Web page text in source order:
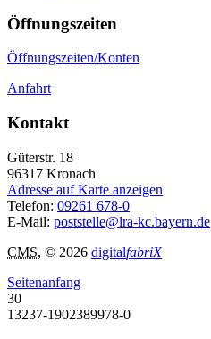
Öffnungszeiten
Öffnungszeiten/Konten
Anfahrt
Kontakt
Güterstr. 18
96317 Kronach
Adresse auf Karte anzeigen
Telefon: 09261 678-0
E-Mail: poststelle@lra-kc.bayern.de
CMS, © 2026 digitalfabriX
Seitenanfang
30
13237-1902389978-0